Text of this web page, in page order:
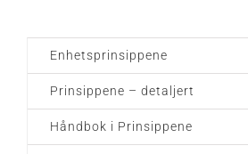
Enhetsprinsippene
Prinsippene – detaljert
Håndbok i Prinsippene